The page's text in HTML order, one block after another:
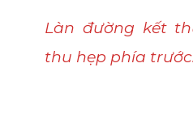
Làn đường kết
thu hẹp phía trước.